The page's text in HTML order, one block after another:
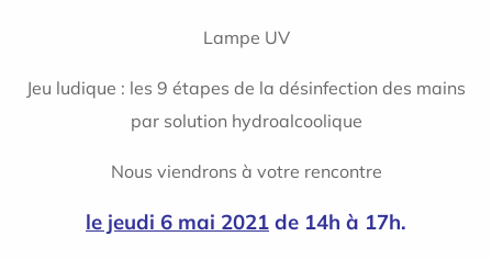
Lampe UV
Jeu ludique : les 9 étapes de la désinfection des mains
par solution hydroalcoolique
Nous viendrons à votre rencontre
le jeudi 6 mai 2021 de 14h à 17h.